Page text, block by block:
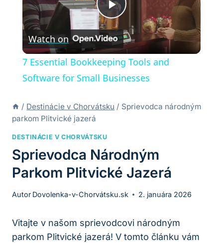
Play
Video
Watch on
7 Essential Bookkeeping Tools and
Software for Small Businesses
/ Destinácie v Chorvátsku / Sprievodca národným
parkom Plitvické jazerá
DESTINÁCIE V CHORVÁTSKU
Sprievodca Národným
Parkom Plitvické Jazerá
Autor Dovolenka-v-Chorvátsku.sk 2. januára 2026
Vitajte⁢ v našom sprievodcovi ​národným
parkom Plitvické jazerá! V tomto ⁤článku ‍vám